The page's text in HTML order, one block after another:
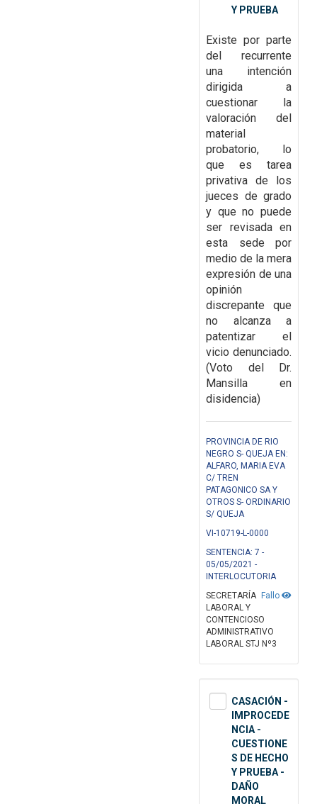
Y PRUEBA
Existe por parte
del recurrente
una intención
dirigida a
cuestionar la
valoración del
material
probatorio, lo
que es tarea
privativa de los
jueces de grado
y que no puede
ser revisada en
esta sede por
medio de la mera
expresión de una
opinión
discrepante que
no alcanza a
patentizar el
vicio denunciado.
(Voto del Dr.
Mansilla en
disidencia)
PROVINCIA DE RIO
NEGRO S- QUEJA EN:
ALFARO, MARIA EVA
C/ TREN
PATAGONICO SA Y
OTROS S- ORDINARIO
S/ QUEJA
VI-10719-L-0000
SENTENCIA: 7 -
05/05/2021 -
INTERLOCUTORIA
Fallo
SECRETARÍA
LABORAL Y
CONTENCIOSO
ADMINISTRATIVO
LABORAL STJ Nº3
CASACIÓN -
IMPROCEDE
NCIA -
CUESTIONE
S DE HECHO
Y PRUEBA -
DAÑO
MORAL